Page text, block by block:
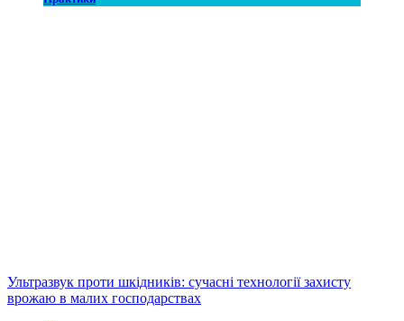
Ультразвук проти шкідників: сучасні технології захисту
врожаю в малих господарствах